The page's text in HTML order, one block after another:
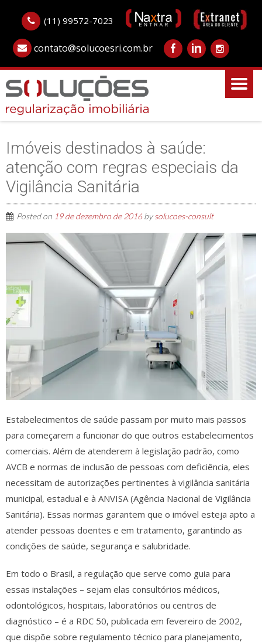
(11) 99572-7023
contato@solucoesri.com.br
Imóveis destinados à saúde:
atenção com regras especiais da
Vigilância Sanitária
Posted on 19 de dezembro de 2016by solucoes-consult
Estabelecimentos de saúde passam por muito mais passos
para começarem a funcionar do que outros estabelecimentos
comerciais. Além de atenderem à legislação padrão, como
AVCB e normas de inclusão de pessoas com deficiência, eles
necessitam de autorizações pertinentes à vigilância sanitária
municipal, estadual e à ANVISA (Agência Nacional de Vigilância
Sanitária). Essas normas garantem que o imóvel esteja apto a
atender pessoas doentes e em tratamento, garantindo as
condições de saúde, segurança e salubridade.
Em todo o Brasil, a regulação que serve como guia para
essas instalações – sejam elas consultórios médicos,
odontológicos, hospitais, laboratórios ou centros de
diagnóstico – é a RDC 50, publicada em fevereiro de 2002,
que dispõe sobre regulamento técnico para planejamento,